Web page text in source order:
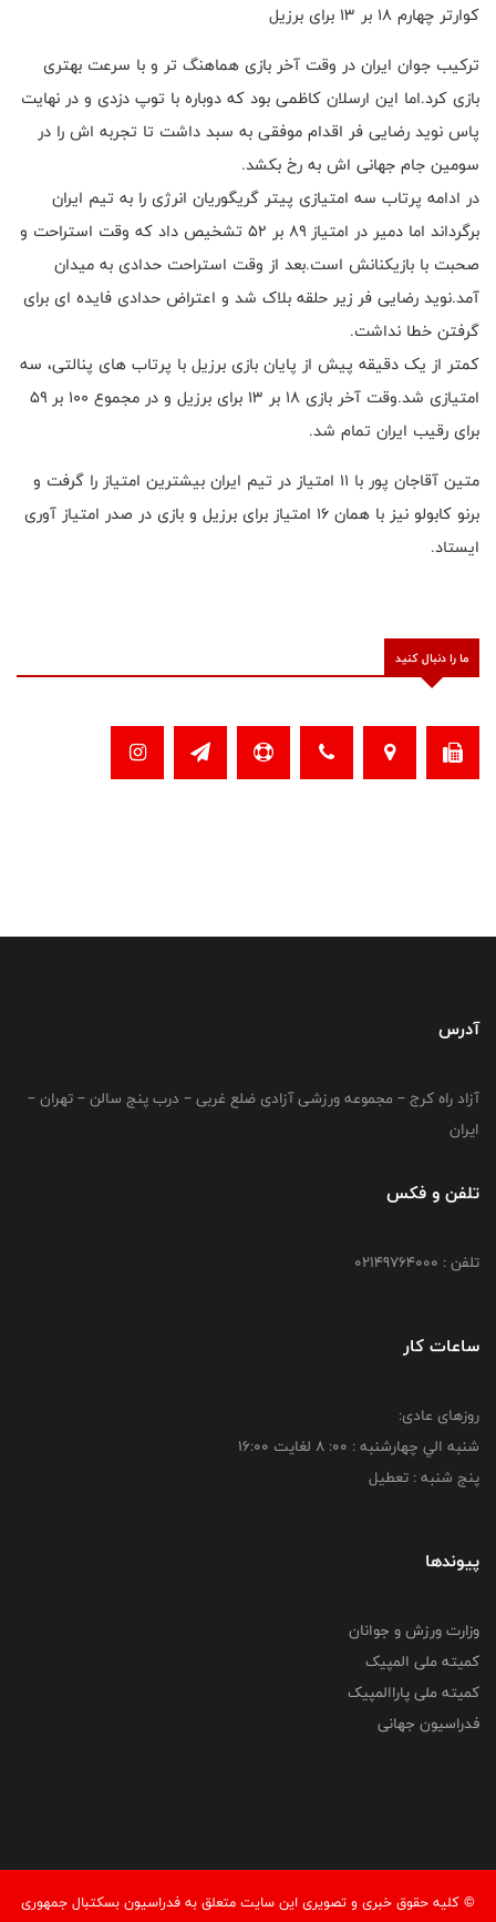
کوارتر چهارم ۱۸ بر ۱۳ برای برزیل
ترکیب جوان ایران در وقت آخر بازی هماهنگ تر و با سرعت بهتری
بازی کرد.اما این ارسلان کاظمی بود که دوباره با توپ دزدی و در نهایت
پاس نوید رضایی فر اقدام موفقی به سبد داشت تا تجربه اش را در
سومین جام جهانی اش به رخ بکشد.
در ادامه پرتاب سه امتیازی پیتر گریگوریان انرژی را به تیم ایران
برگرداند اما دمیر در امتیاز ۸۹ بر ۵۲ تشخیص داد که وقت استراحت و
صحبت با بازیکنانش است.بعد از وقت استراحت حدادی به میدان
آمد.نوید رضایی فر زیر حلقه بلاک شد و اعتراض حدادی فایده ای برای
گرفتن خطا نداشت.
کمتر از یک دقیقه پیش از پایان بازی برزیل با پرتاب های پنالتی، سه
امتیازی شد.وقت آخر بازی ۱۸ بر ۱۳ برای برزیل و در مجموع ۱۰۰ بر ۵۹
برای رقیب ایران تمام شد.
متین آقاجان پور با ۱۱ امتیاز در تیم ایران بیشترین امتیاز را گرفت و
برنو کابولو نیز با همان ۱۶ امتیاز برای برزیل و بازی در صدر امتیاز آوری
ایستاد.
ما را دنبال کنید
آدرس
آزاد راه کرج – مجموعه ورزشی آزادی ضلع غربی – درب پنج سالن – تهران –
ایران
تلفن و فکس
تلفن : 02149764000
ساعات کار
روزهای عادی:
شنبه الي چهارشنبه : 00: 8 لغايت 16:00
پنج شنبه : تعطیل
پیوندها
وزارت ورزش و جوانان
کمیته ملی المپیک
کمیته ملی پاراالمپیک
فدراسیون جهانی
© کليه حقوق خبری و تصويری اين سايت متعلق به فدراسیون بسکتبال جمهوری